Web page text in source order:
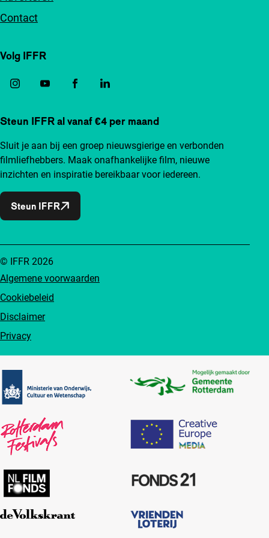
Contact
Volg IFFR
Steun IFFR al vanaf €4 per maand
Sluit je aan bij een groep nieuwsgierige en verbonden
filmliefhebbers. Maak onafhankelijke film, nieuwe
inzichten en inspiratie bereikbaar voor iedereen.
Steun IFFR
Algemene voorwaarden
Cookiebeleid
Disclaimer
Privacy
© IFFR 2026